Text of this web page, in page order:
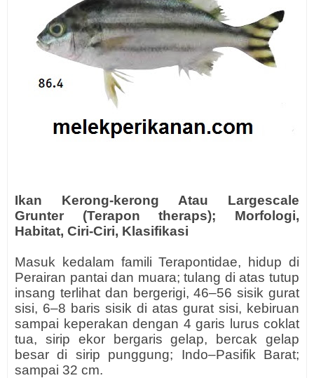
Ikan Kerong-kerong Atau Largescale
Grunter (Terapon theraps); Morfologi,
Habitat, Ciri-Ciri, Klasifikasi
Masuk kedalam famili Terapontidae, hidup di
Perairan pantai dan muara; tulang di atas tutup
insang terlihat dan bergerigi, 46–56 sisik gurat
sisi, 6–8 baris sisik di atas gurat sisi, kebiruan
sampai keperakan dengan 4 garis lurus coklat
tua, sirip ekor bergaris gelap, bercak gelap
besar di sirip punggung; Indo–Pasifik Barat;
sampai 32 cm.